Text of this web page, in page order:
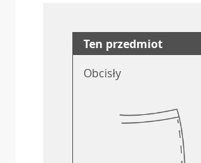
Ten przedmiot
Obcisły